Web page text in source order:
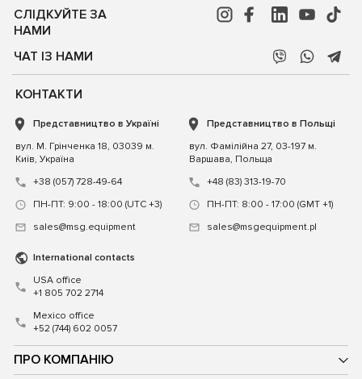
СЛІДКУЙТЕ ЗА
НАМИ
ЧАТ ІЗ НАМИ
ПРО КОМПАНІЮ
КОНТАКТИ
Представництво в Україні
вул. М. Грінченка 18, 03039 м.
Київ, Україна
+38 (057) 728-49-64
ПН-ПТ: 9:00 - 18:00 (UTC +3)
sales@msg.equipment
Представництво в Польщі
вул. Фамілійна 27, 03-197 м.
Варшава, Польща
+48 (83) 313-19-70
ПН-ПТ: 8:00 - 17:00 (GMT +1)
sales@msgequipment.pl
International contacts
USA office
+1 805 702 2714
Mexico office
+52 (744) 602 0057